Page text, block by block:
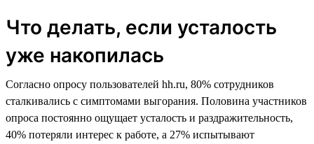
Что делать, если усталость
уже накопилась
Согласно опросу пользователей hh.ru, 80% сотрудников
сталкивались с симптомами выгорания. Половина участников
опроса постоянно ощущает усталость и раздражительность,
40% потеряли интерес к работе, а 27% испытывают